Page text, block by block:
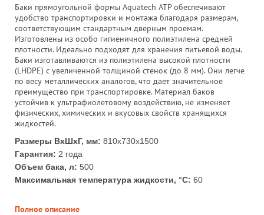
Баки прямоугольной формы Aquatech ATP обеспечивают
удобство транспортировки и монтажа благодаря размерам,
соответствующим стандартным дверным проемам.
Изготовлены из особо гигиеничного полиэтилена средней
плотности. Идеально подходят для хранения питьевой воды.
Баки изготавливаются из полиэтилена высокой плотности
(LHDPE) с увеличенной толщиной стенок (до 8 мм). Они легче
по весу металлических аналогов, что дает значительное
преимущество при транспортировке. Материал баков
устойчив к ультрафиолетовому воздействию, не изменяет
физических, химических и вкусовых свойств хранящихся
жидкостей.
Размеры ВхШхГ, мм: 810x730x1500
Гарантия: 2 года
Объем бака, л: 500
Максимальная температура жидкости, °С: 60
Полное описание